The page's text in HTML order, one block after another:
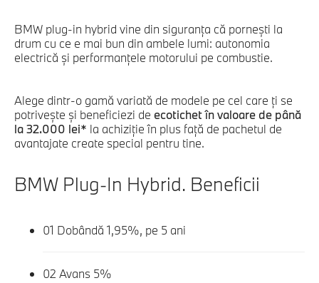
BMW plug-in hybrid vine din siguranța că pornești la
drum cu ce e mai bun din ambele lumi: autonomia
electrică și performanțele motorului pe combustie.
Alege dintr-o gamă variată de modele pe cel care ți se
potrivește și beneficiezi de ecotichet în valoare de până
la 32.000 lei* la achiziție în plus faţă de pachetul de
avantajate create special pentru tine.
BMW Plug-In Hybrid. Beneficii
01 Dobândă 1,95%, pe 5 ani
02 Avans 5%